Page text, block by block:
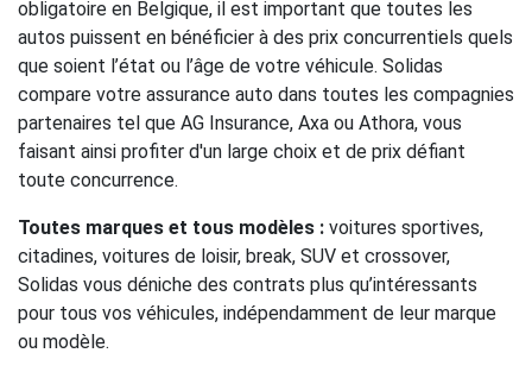
obligatoire en Belgique, il est important que toutes les
autos puissent en bénéficier à des prix concurrentiels quels
que soient l’état ou l’âge de votre véhicule. Solidas
compare votre assurance auto dans toutes les compagnies
partenaires tel que AG Insurance, Axa ou Athora, vous
faisant ainsi profiter d'un large choix et de prix défiant
toute concurrence.
Toutes marques et tous modèles : voitures sportives,
citadines, voitures de loisir, break, SUV et crossover,
Solidas vous déniche des contrats plus qu’intéressants
pour tous vos véhicules, indépendamment de leur marque
ou modèle.